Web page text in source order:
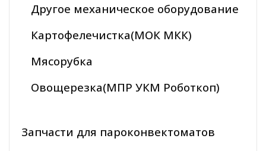
Другое механическое оборудование
Картофелечистка(МОК МКК)
Мясорубка
Овощерезка(МПР УКМ Роботкоп)
Запчасти для пароконвектоматов